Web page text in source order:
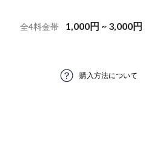
全4料金帯 1,000円 ~ 3,000円
購入方法について